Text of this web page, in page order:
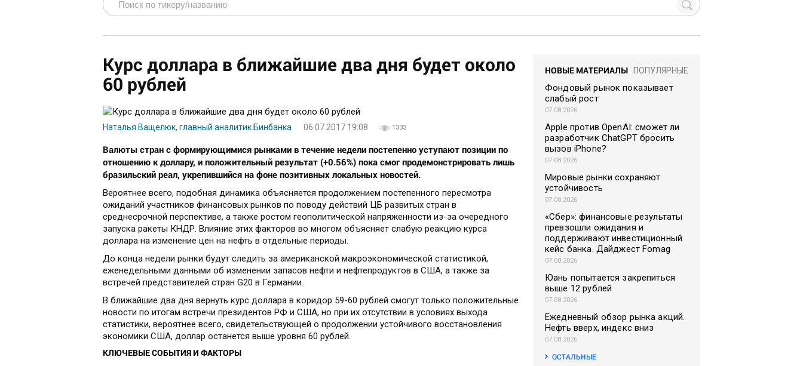
Курс доллара в ближайшие два дня будет около
60 рублей
Наталья Ващелюк, главный аналитик Бинбанка 06.07.2017 19:08 1333
Валюты стран с формирующимися рынками в течение недели постепенно уступают позиции по
отношению к доллару, и положительный результат (+0.56%) пока смог продемонстрировать лишь
бразильский реал, укрепившийся на фоне позитивных локальных новостей.
Вероятнее всего, подобная динамика объясняется продолжением постепенного пересмотра
ожиданий участников финансовых рынков по поводу действий ЦБ развитых стран в
среднесрочной перспективе, а также ростом геополитической напряженности из-за очередного
запуска ракеты КНДР. Влияние этих факторов во многом объясняет слабую реакцию курса
доллара на изменение цен на нефть в отдельные периоды.
До конца недели рынки будут следить за американской макроэкономической статистикой,
еженедельными данными об изменении запасов нефти и нефтепродуктов в США, а также за
встречей представителей стран G20 в Германии.
В ближайшие два дня вернуть курс доллара в коридор 59-60 рублей смогут только положительные
новости по итогам встречи президентов РФ и США, но при их отсутствии в условиях выхода
статистики, вероятнее всего, свидетельствующей о продолжении устойчивого восстановления
экономики США, доллар останется выше уровня 60 рублей.
КЛЮЧЕВЫЕ СОБЫТИЯ И ФАКТОРЫ
НОВЫЕ МАТЕРИАЛЫ ПОПУЛЯРНЫЕ
Фондовый рынок показывает
слабый рост
07.08.2026
Apple против OpenAI: сможет ли
разработчик ChatGPT бросить
вызов iPhone?
07.08.2026
Мировые рынки сохраняют
устойчивость
07.08.2026
«Сбер»: финансовые результаты
превзошли ожидания и
поддерживают инвестиционный
кейс банка. Дайджест Fomag
07.08.2026
Юань попытается закрепиться
выше 12 рублей
07.08.2026
Ежедневный обзор рынка акций.
Нефть вверх, индекс вниз
07.08.2026
ОСТАЛЬНЫЕ